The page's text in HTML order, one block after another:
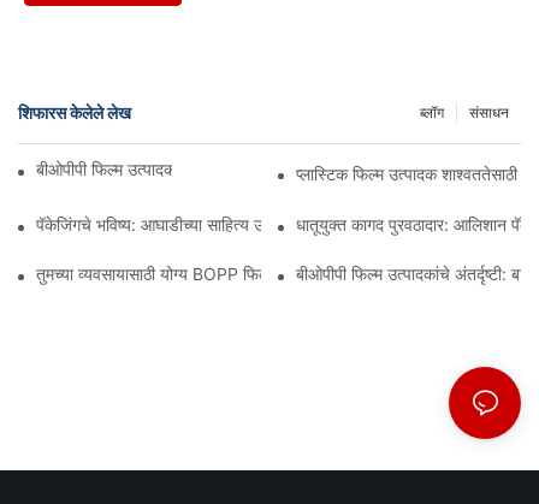
शिफारस केलेले लेख संसाधन
ब्लॉग
बीओपीपी फिल्म उत्पादक: लवचिक पॅकेजिंगचा कणाप्लास्टिक फिल्म उत्पादक
पॅकेजिंगचे भविष्य: आघाडीच्या साहित्य उत्पादकांकडून अंतर्दृष्टीधातूयुक्त कागद पुरवठादार: आलिशान
तुमच्या व्यवसायासाठी योग्य BOPP फिल्म पुरवठादार निवडणे का महत्त्वाचे आहे
बीओपीपी फिल्म उत्पादकांचे अंतर्दृष्टी: